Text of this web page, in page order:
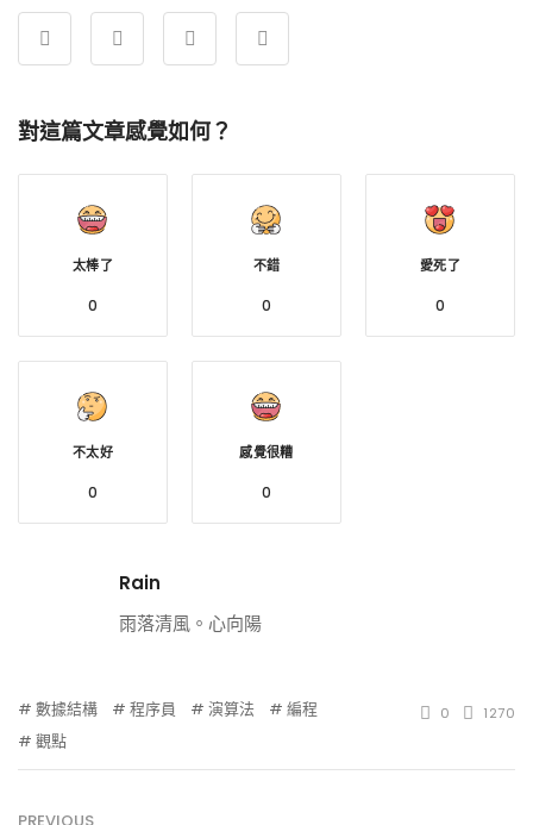
對這篇文章感覺如何？
太棒了
0
不錯
0
愛死了
0
不太好
0
感覺很糟
0
Rain
雨落清風。心向陽
數據結構 程序員 演算法
編程
觀點
0 1270
PREVIOUS